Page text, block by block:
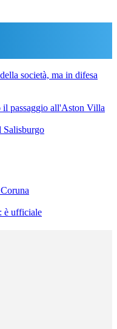
società, ma in difesa
passaggio all'Aston Villa
Salisburgo
è ufficiale